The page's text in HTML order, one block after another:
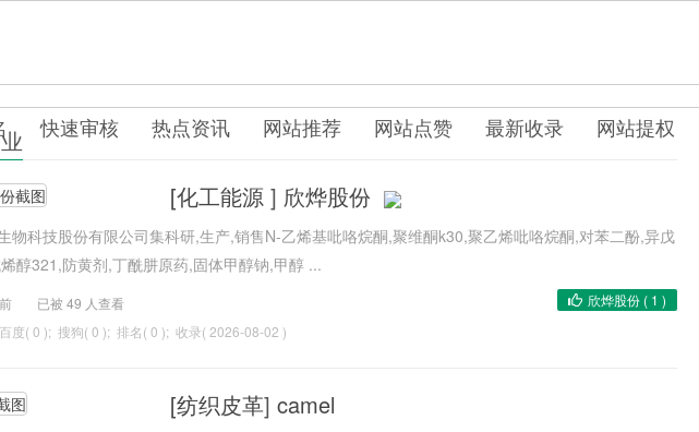
快速审核 热点资讯 网站推荐 网站点赞 最新收录 网站提权
[化工能源 ] 欣烨股份
物科技股份有限公司集科研,生产,销售N-乙烯基吡咯烷酮,聚维酮k30,聚乙烯吡咯烷酮,对苯二酚,异戊
醇321,防黄剂,丁酰肼原药,固体甲醇钠,甲醇 ...
欣烨股份 ( 1 )
已被 49 人查看
度( 0 ); 搜狗( 0 ); 排名( 0 ); 收录( 2026-08-02 )
[纺织皮革] camel